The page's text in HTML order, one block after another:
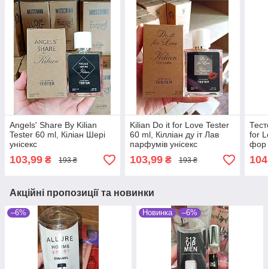
Angels' Share By Kilian
Tester 60 ml, Кіліан Шері
унісекс
103,99 ₴ 193 ₴
Kilian Do it for Love Tester
60 ml, Кілліан ду іт Лав
парфумів унісекс
103,99₴ 193 ₴
for
фор
Акційні пропозиції та новинки
–6% Новинка –6%